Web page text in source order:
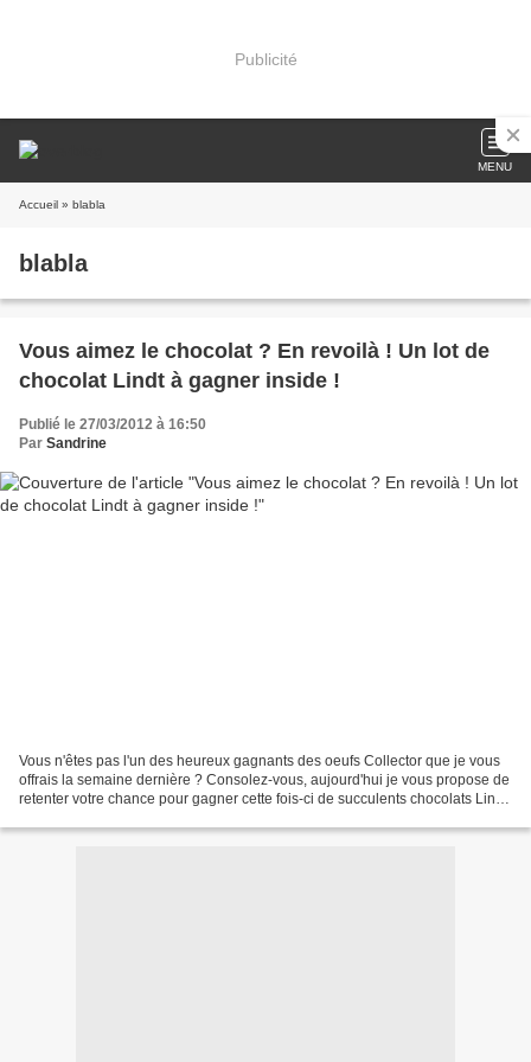
Publicité
MENU
Accueil » blabla
blabla
Vous aimez le chocolat ? En revoilà ! Un lot de
chocolat Lindt à gagner inside !
Publié le 27/03/2012 à 16:50
Par Sandrine
Vous n'êtes pas l'un des heureux gagnants des oeufs Collector que je vous
offrais la semaine dernière ? Consolez-vous, aujourd'hui je vous propose de
retenter votre chance pour gagner cette fois-ci de succulents chocolats Lindt